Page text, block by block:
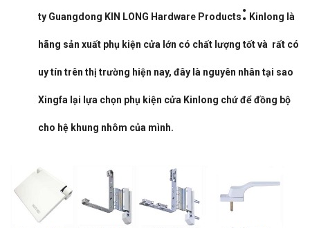
ty Guangdong KIN LONG Hardware Products: Kinlong là
hãng sản xuất phụ kiện cửa lớn có chất lượng tốt và rất có
uy tín trên thị trường hiện nay, đây là nguyên nhân tại sao
Xingfa lại lựa chọn phụ kiện cửa Kinlong chứ để đồng bộ
cho hệ khung nhôm của mình.